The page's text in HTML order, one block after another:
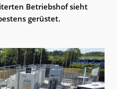
Betriebshof sieht
gerüstet.